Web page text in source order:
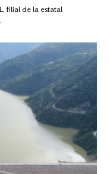
filial de la estatal